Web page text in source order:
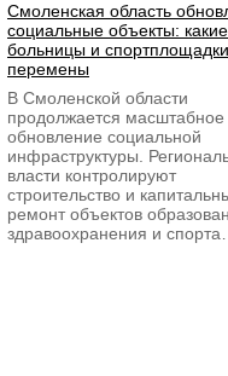
Смоленская область
социальные объекты:
больницы и
перемены
В Смоленской области
продолжается масштабное
обновление социальной
инфраструктуры.
власти контролируют
строительство и
ремонт объектов
здравоохранения и